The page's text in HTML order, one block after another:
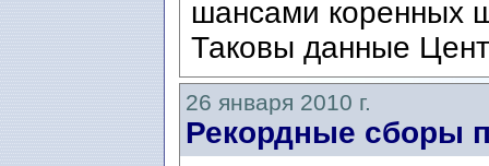
шансами коренных
Таковы данные
26 января 2010 г.
Рекордные сборы